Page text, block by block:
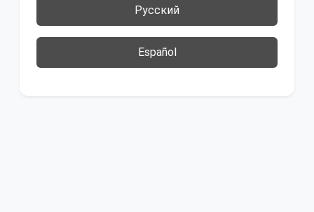
Русский
Español